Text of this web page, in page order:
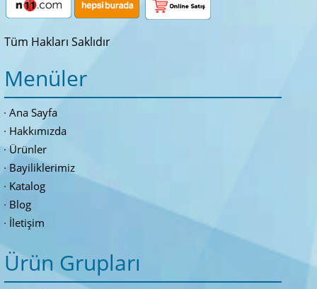
Tüm Hakları Saklıdır
Menüler
Ana Sayfa
Hakkımızda
Ürünler
Bayiliklerimiz
Katalog
Blog
İletişim
Ürün Grupları